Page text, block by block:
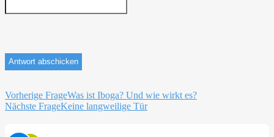
Beitragsnavigation
Vorherige FrageWas ist Iboga? Und wie wirkt es?
Nächste FrageKeine langweilige Tür